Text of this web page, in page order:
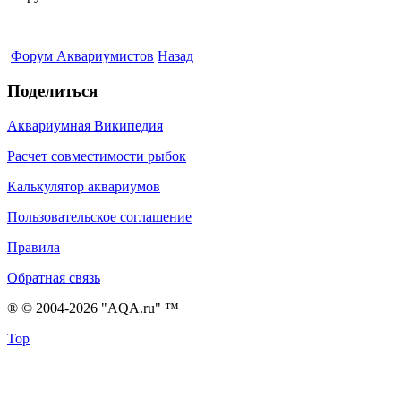
Форум Аквариумистов Назад
Поделиться
Аквариумная Википедия
Расчет совместимости рыбок
Калькулятор аквариумов
Пользовательское соглашение
Правила
Обратная связь
® © 2004-2026 "AQA.ru" ™
Top